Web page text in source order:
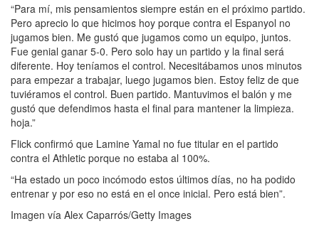
“Para mí, mis pensamientos siempre están en el próximo partido.
Pero aprecio lo que hicimos hoy porque contra el Espanyol no
jugamos bien. Me gustó que jugamos como un equipo, juntos.
Fue genial ganar 5-0. Pero solo hay un partido y la final será
diferente. Hoy teníamos el control. Necesitábamos unos minutos
para empezar a trabajar, luego jugamos bien. Estoy feliz de que
tuviéramos el control. Buen partido. Mantuvimos el balón y me
gustó que defendimos hasta el final para mantener la limpieza.
hoja.”
Flick confirmó que Lamine Yamal no fue titular en el partido
contra el Athletic porque no estaba al 100%.
“Ha estado un poco incómodo estos últimos días, no ha podido
entrenar y por eso no está en el once inicial. Pero está bien”.
Imagen vía Alex Caparrós/Getty Images